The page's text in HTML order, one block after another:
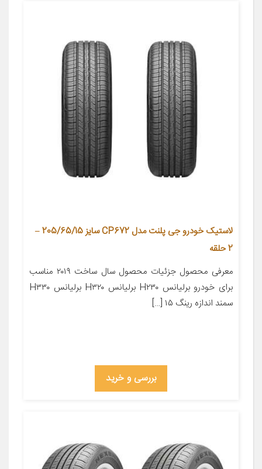
لاستیک خودرو جی پلنت مدل CP672 سایز 205/65/15 –
2 حلقه
معرفی محصول جزئیات محصول سال ساخت ۲۰۱۹ مناسب
برای خودرو برلیانس H۲۳۰ برلیانس H۳۲۰ برلیانس H۳۳۰
سمند اندازه رینگ ۱۵ […]
بررسی و خرید